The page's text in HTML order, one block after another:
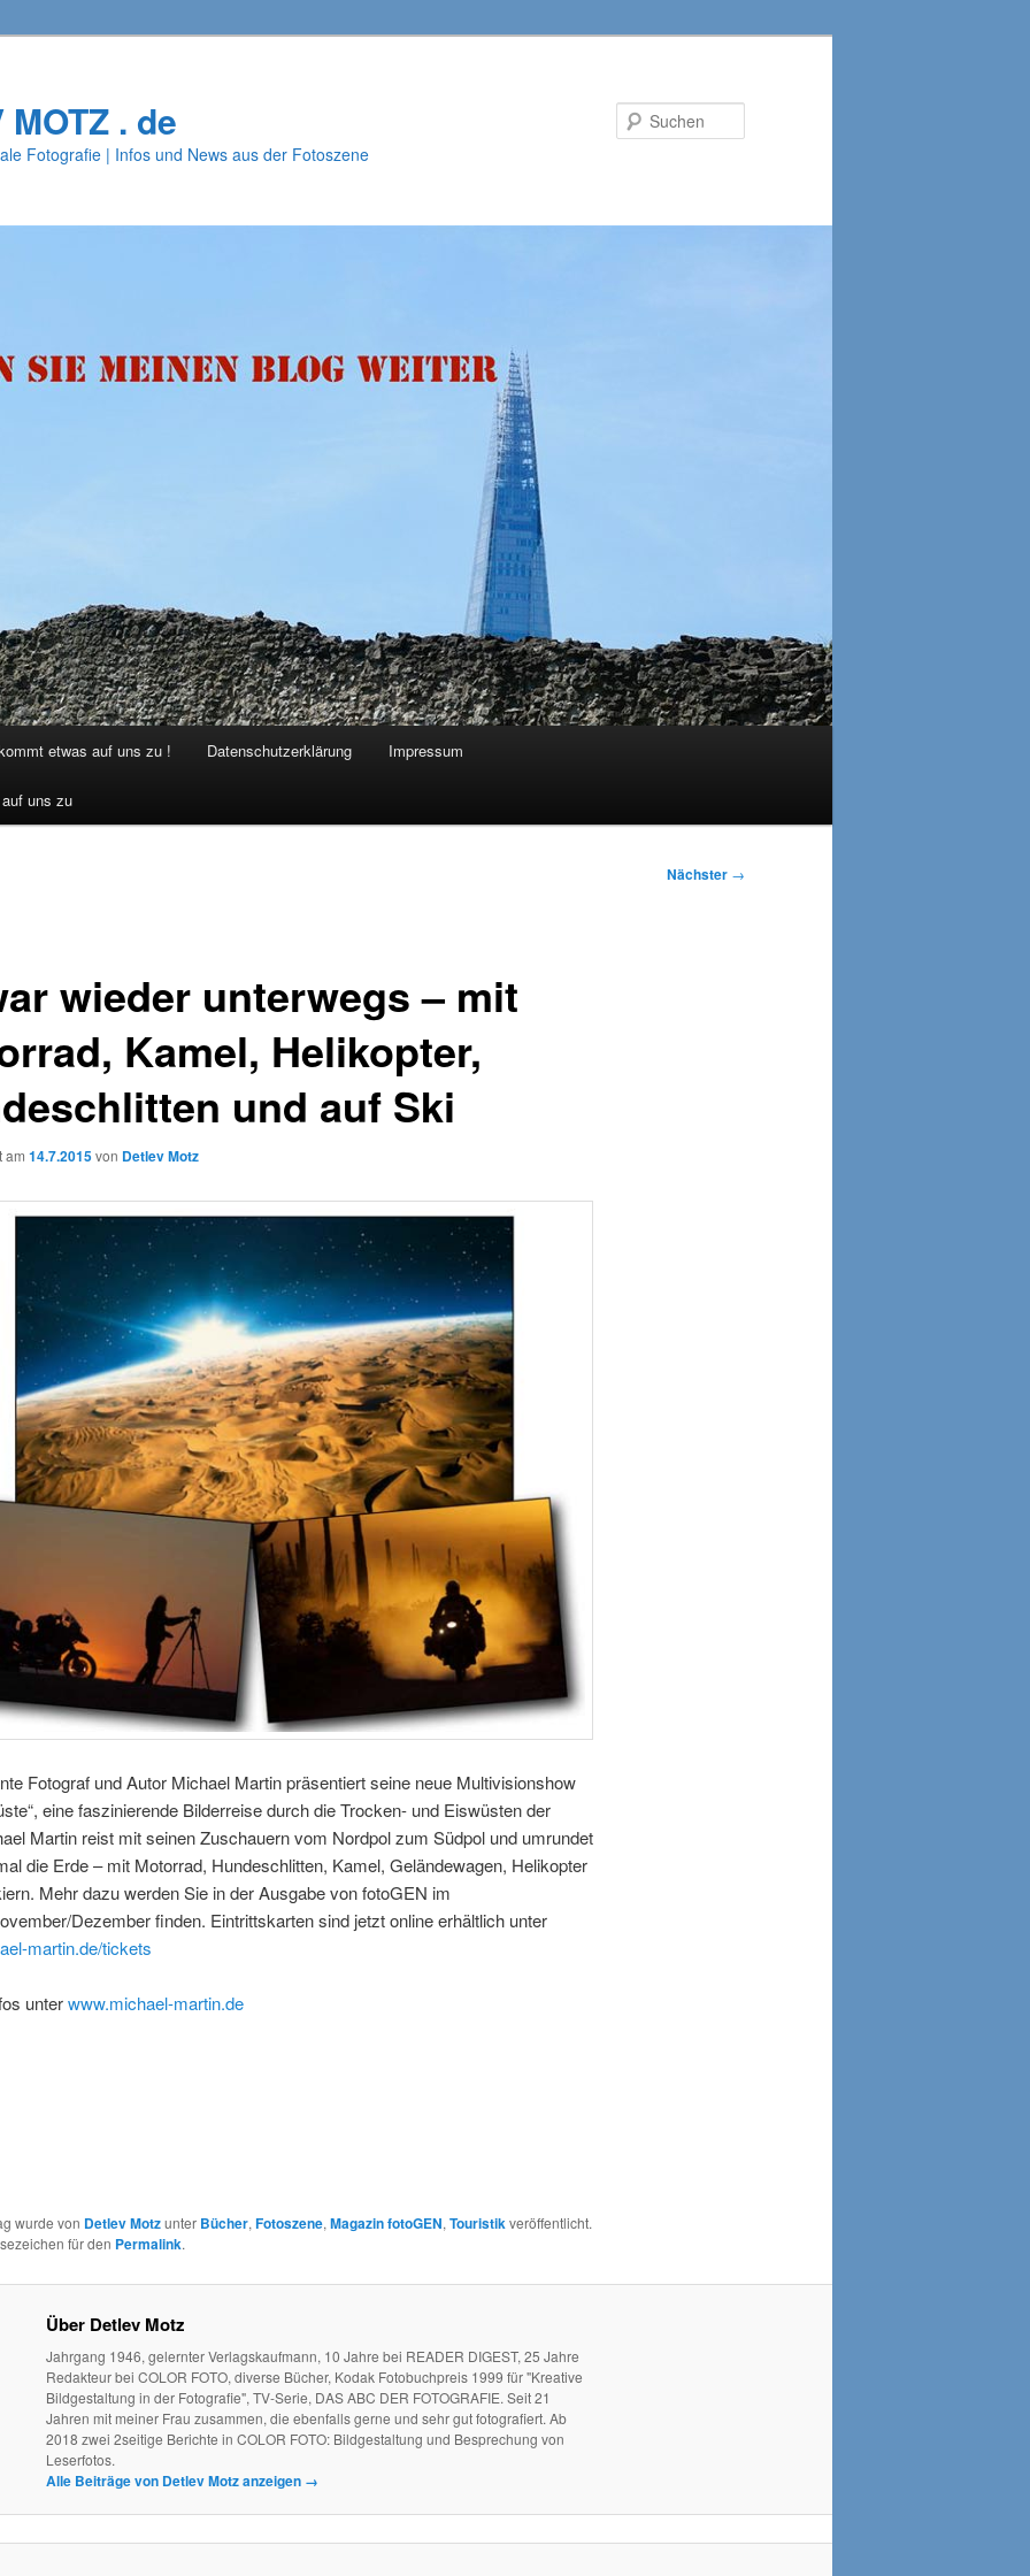
. de
Fotografie | Infos und News aus der Fotoszene
etwas auf uns zu ! Datenschutzerklärung Impressum
uns zu
Nächster →
wieder unterwegs – mit
Kamel, Helikopter,
und auf Ski
am 14.7.2015von Detlev Motz
Fotograf und Autor Michael Martin präsentiert seine neue Multivisionshow
eine faszinierende Bilderreise durch die Trocken- und Eiswüsten der
Martin reist mit seinen Zuschauern vom Nordpol zum Südpol und umrundet
die Erde – mit Motorrad, Hundeschlitten, Kamel, Geländewagen, Helikopter
Mehr dazu werden Sie in der Ausgabe von fotoGEN im
Dezember finden. Eintrittskarten sind jetzt online erhältlich unter
martin.de/tickets
unterwww.michael-martin.de
wurde von Detlev Motzunter Bücher, Fotoszene, Magazin fotoGEN, Touristik veröffentlicht.
für den Permalink.
Über Detlev Motz
Jahrgang 1946, gelernter Verlagskaufmann, 10 Jahre bei READER DIGEST, 25 Jahre
Redakteur bei COLOR FOTO, diverse Bücher, Kodak Fotobuchpreis 1999 für "Kreative
Bildgestaltung in der Fotografie", TV-Serie, DAS ABC DER FOTOGRAFIE. Seit 21
Jahren mit meiner Frau zusammen, die ebenfalls gerne und sehr gut fotografiert. Ab
2018 zwei 2seitige Berichte in COLOR FOTO: Bildgestaltung und Besprechung von
Leserfotos.
Alle Beiträge von Detlev Motz anzeigen →